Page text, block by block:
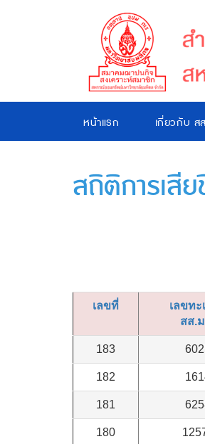
หน้าแรก เกี่ยวกับ ส
สถิติการเสี
เลขที่
เลขทะ
สส.
183
182
181
180